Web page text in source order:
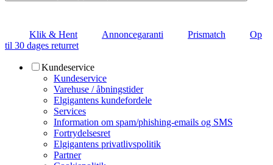
Klik & Hent Annoncegaranti Prismatch
Op
til 30 dages returret
Kundeservice
Kundeservice
Varehuse / åbningstider
Elgigantens kundefordele
Services
Information om spam/phishing-emails og SMS
Fortrydelsesret
Elgigantens privatlivspolitik
Partner